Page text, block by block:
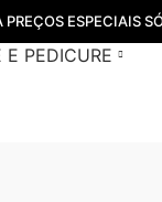
PREÇOS ESPECIAIS
E PEDICURE